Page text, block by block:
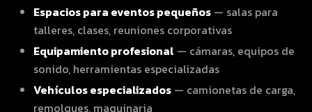
Espacios para eventos pequeños — salas para
talleres, clases, reuniones corporativas
Equipamiento profesional — cámaras, equipos de
sonido, herramientas especializadas
Vehículos especializados — camionetas de carga,
remolques, maquinaria